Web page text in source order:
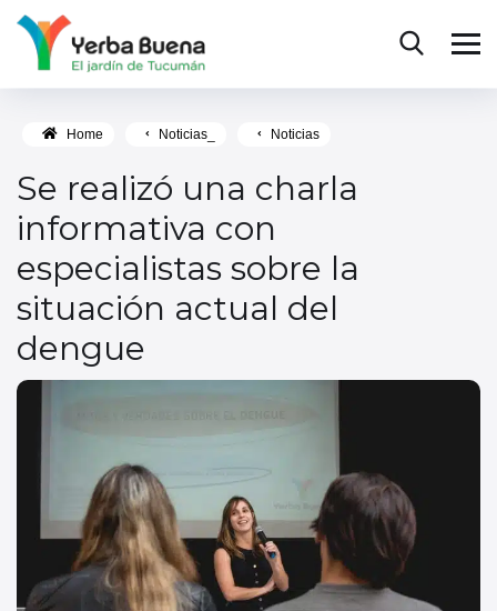
Home Noticias_ Noticias
Se realizó una charla
informativa con
especialistas sobre la
situación actual del
dengue